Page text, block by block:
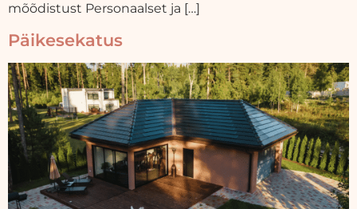
mõõdistust Personaalset ja […]
Päikesekatus